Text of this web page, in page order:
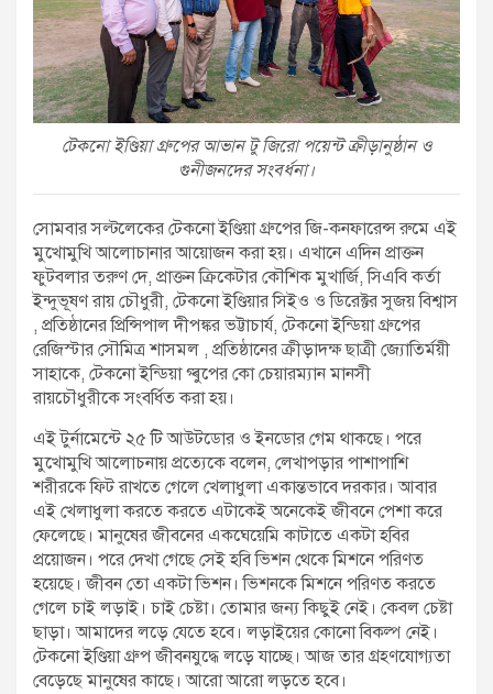
টেকনো ইণ্ডিয়া গ্রুপের আভান টু জিরো পয়েন্ট ক্রীড়ানুষ্ঠান ও
গুনীজনদের সংবর্ধনা।
সোমবার সল্টলেকের টেকনো ইণ্ডিয়া গ্রুপের জি-কনফারেন্স রুমে এই
মুখোমুখি আলোচানার আয়োজন করা হয়। এখানে এদিন প্রাক্তন
ফুটবলার তরুণ দে, প্রাক্তন ক্রিকেটার কৌশিক মুখার্জি, সিএবি কর্তা
ইন্দুভূষণ রায় চৌধুরী, টেকনো ইণ্ডিয়ার সিইও ও ডিরেক্টর সুজয় বিশ্বাস
, প্রতিষ্ঠানের প্রিন্সিপাল দীপঙ্কর ভট্টাচার্য, টেকনো ইন্ডিয়া গ্রুপের
রেজিস্টার সৌমিত্র শাসমল , প্রতিষ্ঠানের ক্রীড়াদক্ষ ছাত্রী জ্যোতির্ময়ী
সাহাকে, টেকনো ইন্ডিয়া গ্ৰুপের কো চেয়ারম্যান মানসী
রায়চৌধুরীকে সংবর্ধিত করা হয়।
এই টুর্নামেন্টে ২৫ টি আউটডোর ও ইনডোর গেম থাকছে। পরে
মুখোমুখি আলোচনায় প্রত্যেকে বলেন, লেখাপড়ার পাশাপাশি
শরীরকে ফিট রাখতে গেলে খেলাধুলা একান্তভাবে দরকার। আবার
এই খেলাধুলা করতে করতে এটাকেই অনেকেই জীবনে পেশা করে
ফেলেছে। মানুষের জীবনের একঘেয়েমি কাটাতে একটা হবির
প্রয়োজন। পরে দেখা গেছে সেই হবি ভিশন থেকে মিশনে পরিণত
হয়েছে। জীবন তো একটা ভিশন। ভিশনকে মিশনে পরিণত করতে
গেলে চাই লড়াই। চাই চেষ্টা। তোমার জন্য কিছুই নেই। কেবল চেষ্টা
ছাড়া। আমাদের লড়ে যেতে হবে। লড়াইয়ের কোনো বিকল্প নেই।
টেকনো ইণ্ডিয়া গ্রুপ জীবনযুদ্ধে লড়ে যাচ্ছে। আজ তার গ্রহণযোগ্যতা
বেড়েছে মানুষের কাছে। আরো আরো লড়তে হবে।